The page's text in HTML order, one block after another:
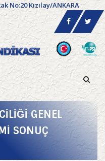
No:20 Kızılay/ANKARA
GENEL
SONUÇ